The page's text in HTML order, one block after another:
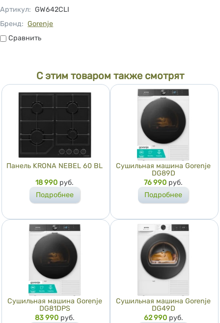
Артикул: GW642CLI
Бренд: Gorenje
СравнитьСравнить
С этим товаром также смотрят
Панель KRONA NEBEL 60 BL
Цена
18 990 руб.
Подробнее
Сушильная машина Gorenje
DG89D
Цена
76 990 руб.
Подробнее
Сушильная машина Gorenje
DG81DPS
Цена
83 990 руб.
Сушильная машина Gorenje
DG49D
Цена
62 990 руб.